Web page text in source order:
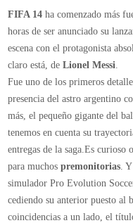
Messi
protagoniza
la
portada
oficial
de
FIFA
14
FIFA 14 ha comenzado más
horas de ser anunciado su
escena con el protagonista
claro está, deLionel Messi.
Fue uno de los primeros
presencia del astro argentino
más, el pequeño gigante del
tenemos en cuenta su
entregas de la saga.Es curioso
para muchospremonitorias.
simulador Pro Evolution
cediendo su anterior puesto al
coincidencias a un lado, el